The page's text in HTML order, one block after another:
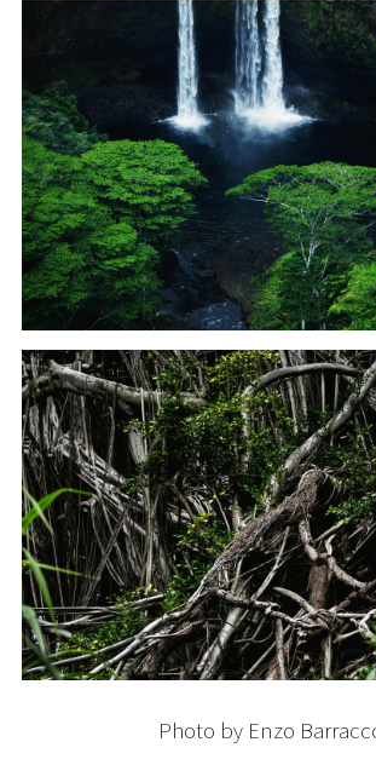
Photo by Enzo